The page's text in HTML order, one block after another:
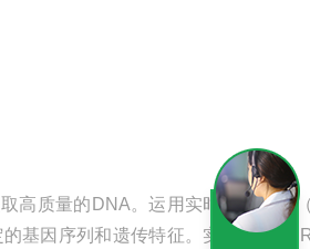
高质量的DNA。运用实时荧光PCR
基因序列和遗传特征。实时荧光